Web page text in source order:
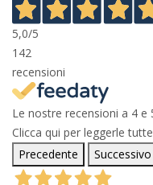
5,0/5
142
recensioni
Le nostre recensioni a 4 e
Clicca qui per leggerle
Precedente
Successivo